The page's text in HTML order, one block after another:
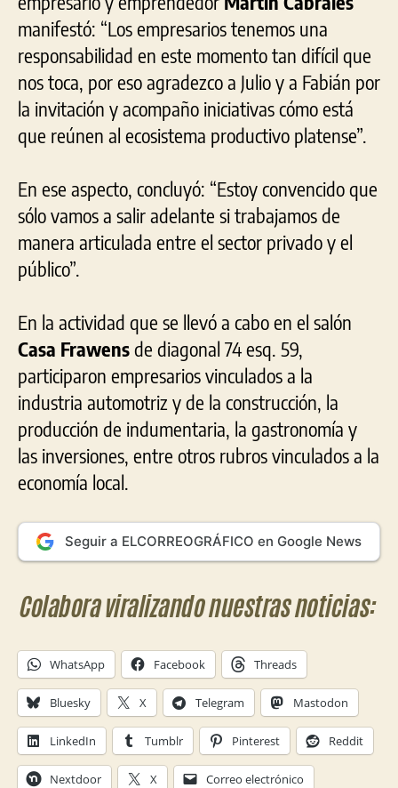
manifestó: “Los empresarios tenemos una
responsabilidad en este momento tan difícil que
nos toca, por eso agradezco a Julio y a Fabián por
la invitación y acompaño iniciativas cómo está
que reúnen al ecosistema productivo platense”.
En ese aspecto, concluyó: “Estoy convencido que
sólo vamos a salir adelante si trabajamos de
manera articulada entre el sector privado y el
público”.
En la actividad que se llevó a cabo en el salón
Casa Frawensde diagonal 74 esq. 59,
participaron empresarios vinculados a la
industria automotriz y de la construcción, la
producción de indumentaria, la gastronomía y
las inversiones, entre otros rubros vinculados a la
economía local.
Seguir a ELCORREOGRÁFICO en Google News
Colabora viralizando nuestras noticias:
WhatsApp Facebook Threads
Bluesky X Telegram Mastodon
LinkedIn Tumblr Pinterest Reddit
Nextdoor X Correo electrónico